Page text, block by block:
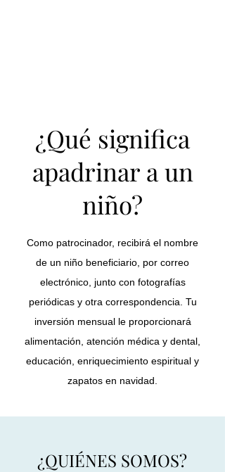
¿Qué significa
apadrinar a un
niño?
Como patrocinador, recibirá el nombre
de un niño beneficiario, por correo
electrónico, junto con fotografías
periódicas y otra correspondencia. Tu
inversión mensual le proporcionará
alimentación, atención médica y dental,
educación, enriquecimiento espiritual y
zapatos en navidad.
¿QUIÉNES SOMOS?